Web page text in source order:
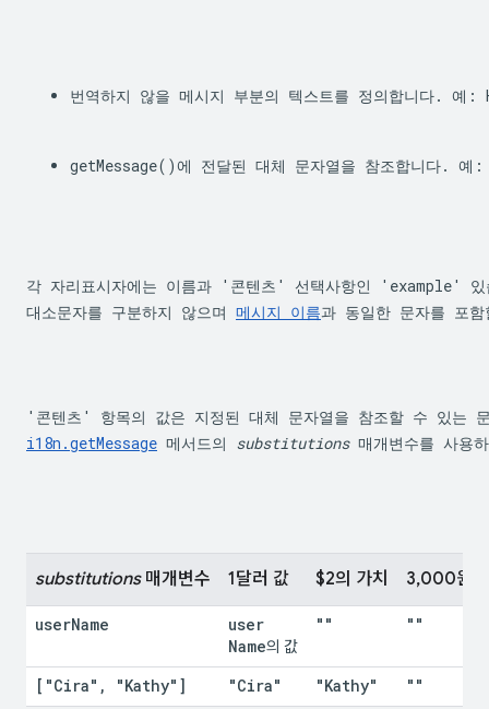
번역하지 않을 메시지 부분의 텍스트를 정의합니다. 예
getMessage()에 전달된 대체 문자열을 참조합니다.
각 자리표시자에는 이름과 '콘텐츠' 선택사항인 'example' 있
대소문자를 구분하지 않으며 메시지 이름과 동일한 문자를 포
i18n.getMessage 메서드의 substitutions 매개변수를 사용
substitutions 매개변수 1달러 값 $2의 가치 3,000원
userName
user
Name의 값
"" ""
["Cira" , "Kathy"] "Cira" "Kathy" ""